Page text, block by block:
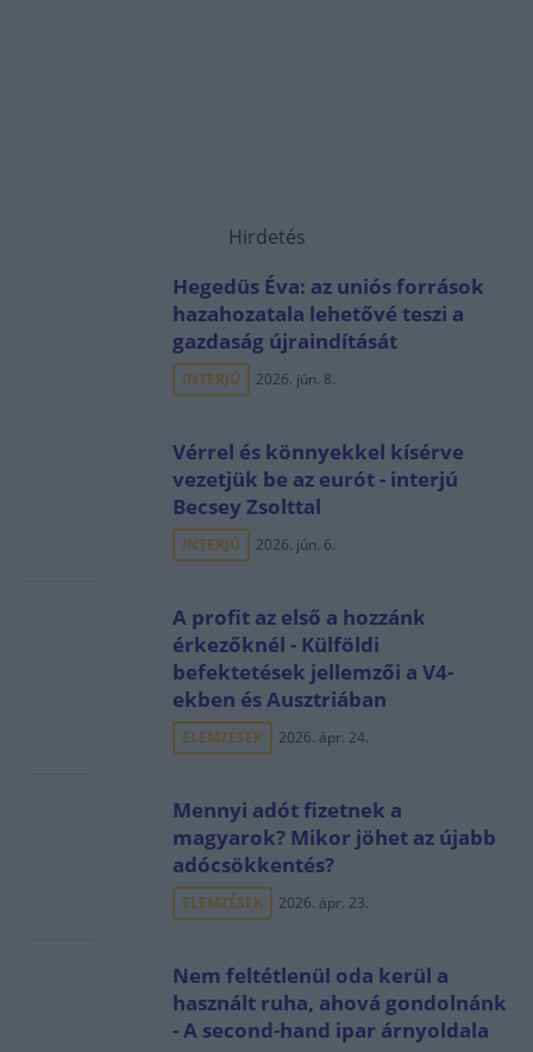
Hirdetés
Hegedüs Éva: az uniós források
hazahozatala lehetővé teszi a
gazdaság újraindítását
INTERJÚ 2026. jún. 8.
Vérrel és könnyekkel kísérve
vezetjük be az eurót - interjú
Becsey Zsolttal
INTERJÚ 2026. jún. 6.
A profit az első a hozzánk
érkezőknél - Külföldi
befektetések jellemzői a V4-
ekben és Ausztriában
ELEMZÉSEK 2026. ápr. 24.
Mennyi adót fizetnek a
magyarok? Mikor jöhet az újabb
adócsökkentés?
ELEMZÉSEK 2026. ápr. 23.
Nem feltétlenül oda kerül a
használt ruha, ahová gondolnánk
- A second-hand ipar árnyoldala